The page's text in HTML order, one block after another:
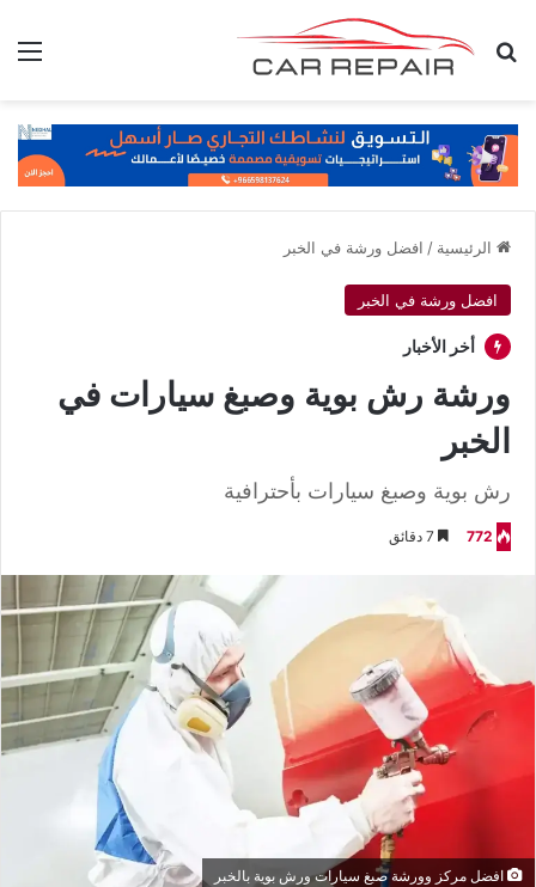
بحث عن
الرئيسية / افضل ورشة في الخبر
افضل ورشة في الخبر
أخر الأخبار
ورشة رش بوية وصبغ سيارات في
الخبر
رش بوية وصبغ سيارات بأحترافية
772
افضل مركز وورشة صبغ سيارات ورش بوية بالخبر